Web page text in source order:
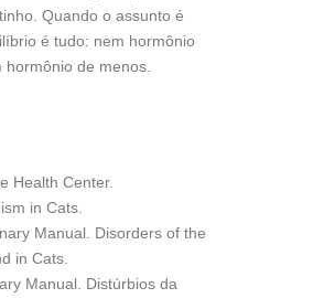
Quando o assunto é
é tudo: nem hormônio
hormônio de menos.
Health Center.
in Cats.
Manual. Disorders of the
in Cats.
Manual. Distúrbios da